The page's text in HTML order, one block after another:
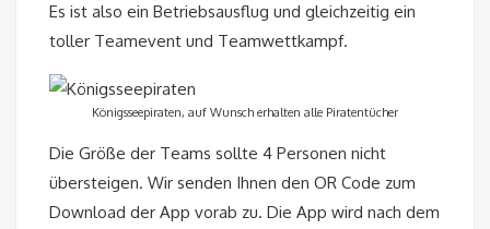
Es ist also ein Betriebsausflug und gleichzeitig ein
toller Teamevent und Teamwettkampf.
Königsseepiraten, auf Wunsch erhalten alle Piratentücher
Die Größe der Teams sollte 4 Personen nicht
übersteigen. Wir senden Ihnen den OR Code zum
Download der App vorab zu. Die App wird nach dem